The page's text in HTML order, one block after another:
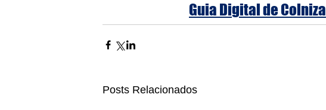
Guia Digital de Colniza
Posts Relacionados